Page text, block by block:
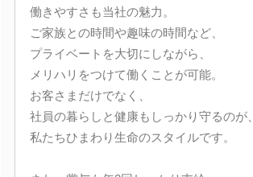
働きやすさも当社の魅力。
ご家族との時間や趣味の時間など、
プライベートを大切にしながら、
メリハリをつけて働くことが可能。
お客さまだけでなく、
社員の暮らしと健康もしっかり守るのが、
私たちひまわり生命のスタイルです。